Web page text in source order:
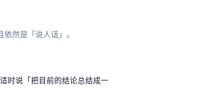
然是「说人话」。
时说「把目前的结论总结成一